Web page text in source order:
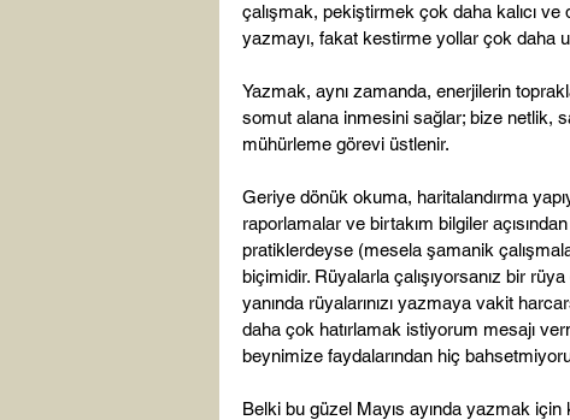
çalışmak, pekiştirmek çok daha kalıcı
yazmayı, fakat kestirme yollar çok daha
Yazmak, aynı zamanda, enerjilerin
somut alana inmesini sağlar; bize netlik,
mühürleme görevi üstlenir.
Geriye dönük okuma, haritalandırma
raporlamalar ve birtakım bilgiler
pratiklerdeyse (mesela şamanik
biçimidir. Rüyalarla çalışıyorsanız bir
yanında rüyalarınızı yazmaya vakit
daha çok hatırlamak istiyorum mesajı
beynimize faydalarından hiç
Belki bu güzel Mayıs ayında yazmak